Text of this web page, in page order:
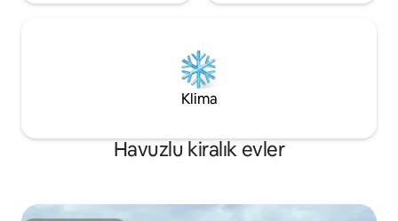
Klima
Havuzlu kiralık evler